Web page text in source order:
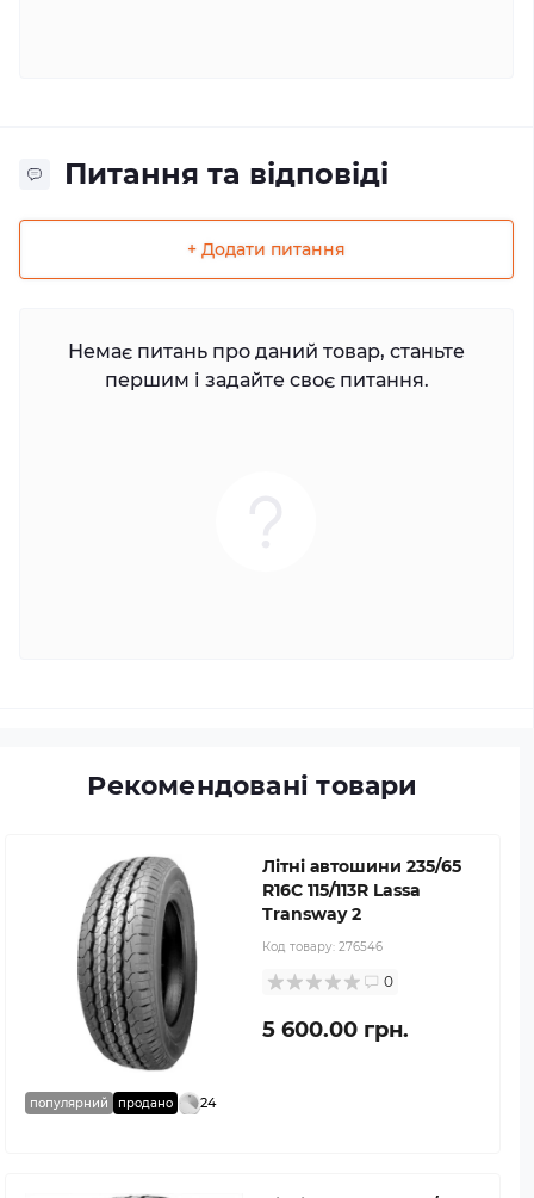
Питання та відповіді
+ Додати питання
Немає питань про даний товар, станьте
першим і задайте своє питання.
Рекомендовані товари
популярний продано 24
Літні автошини 235/65
R16C 115/113R Lassa
Transway 2
Код товару: 276546
0
5 600.00 грн.